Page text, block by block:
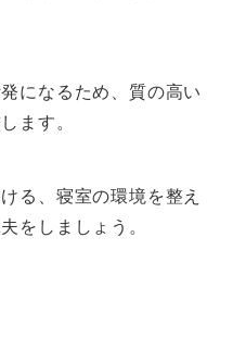
になるため、質の高い
ます。
る、寝室の環境を整え
をしましょう。